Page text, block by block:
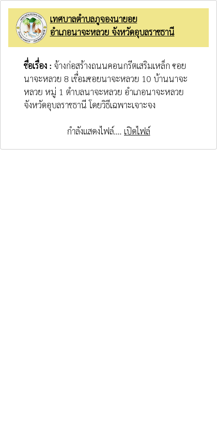
เทศบาลตำบลภูจองนายอย
อำเภอนาจะหลวย จังหวัดอุบลราชธานี
ชื่อเรื่อง : จ้างก่อสร้างถนนคอนกรีตเสริมเหล็ก ซอย
นาจะหลวย 8 เชื่อมซอยนาจะหลวย 10 บ้านนาจะ
หลวย หมู่ 1 ตำบลนาจะหลวย อำเภอนาจะหลวย
จังหวัดอุบลราชธานี โดยวิธีเฉพาะเจาะจง
กำลังแสดงไฟล์.... เปิดไฟล์